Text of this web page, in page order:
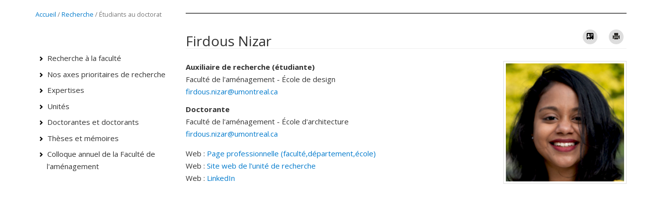
Firdous Nizar Vcard
Auxiliaire de recherche (étudiante)
Faculté de l'aménagement - École de design
firdous.nizar@umontreal.ca
Doctorante
Faculté de l'aménagement - École d'architecture
firdous.nizar@umontreal.ca
Courriels
Web : Page professionnelle (faculté,département,école)
Web : Site web de l’unité de recherche
Web : LinkedIn
Accueil /Recherche / Étudiants au doctorat
Recherche à la faculté
Nos axes prioritaires de recherche
Expertises
Unités
Doctorantes et doctorants
Thèses et mémoires
Colloque annuel de la Faculté de
l'aménagement